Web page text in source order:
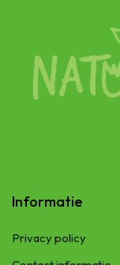
Informatie
Privacy policy